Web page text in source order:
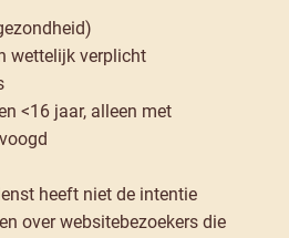
wettelijk verplicht
<16 jaar, alleen met
heeft niet de intentie
over websitebezoekers die